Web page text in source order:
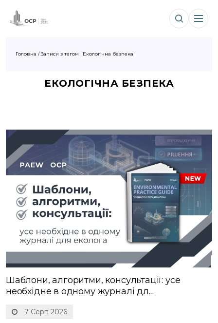
Головна /Записи з тегом "Екологічна безпека"
ЕКОЛОГІЧНА БЕЗПЕКА
7 Серп 2026
Шаблони, алгоритми, консультації: усе
необхідне в одному журналі дл...